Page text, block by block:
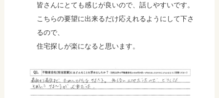
皆さんにとても感じが良いので、話しやすいです。
こちらの要望に出来るだけ応えれるようにして下さ
るので、
住宅探しが楽になると思います。